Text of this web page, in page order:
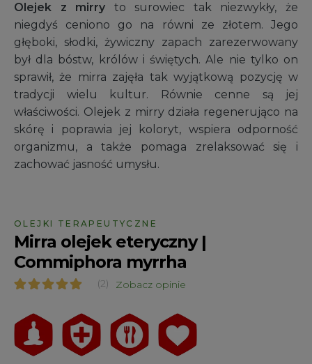
Olejek z mirry to surowiec tak niezwykły, że
niegdyś ceniono go na równi ze złotem. Jego
głęboki, słodki, żywiczny zapach zarezerwowany
był dla bóstw, królów i świętych. Ale nie tylko on
sprawił, że mirra zajęła tak wyjątkową pozycję w
tradycji wielu kultur. Równie cenne są jej
właściwości. Olejek z mirry działa regenerująco na
skórę i poprawia jej koloryt, wspiera odporność
organizmu, a także pomaga zrelaksować się i
zachować jasność umysłu.
OLEJKI TERAPEUTYCZNE
Mirra olejek eteryczny |
Commiphora myrrha
na 5 na
podstawie
ocen
klientów
(2) Zobacz opinie